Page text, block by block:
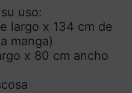
uso:
largo x 134 cm de
manga)
x 80 cm ancho